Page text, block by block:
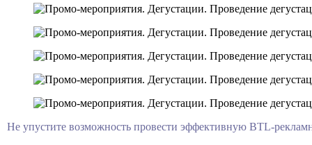
Не упустите возможность провести эффективную BTL-